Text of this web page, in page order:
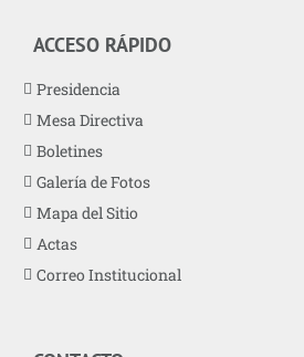
ACCESO RÁPIDO
Presidencia
Mesa Directiva
Boletines
Galería de Fotos
Mapa del Sitio
Actas
Correo Institucional